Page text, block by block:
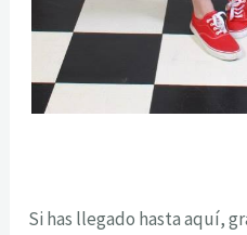
Si has llegado hasta aquí,